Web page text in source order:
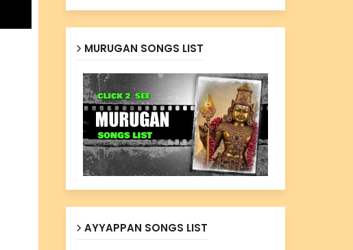
MURUGAN SONGS LIST
AYYAPPAN SONGS LIST